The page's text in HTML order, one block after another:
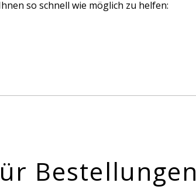
so schnell wie möglich zu helfen:
Bestellungen